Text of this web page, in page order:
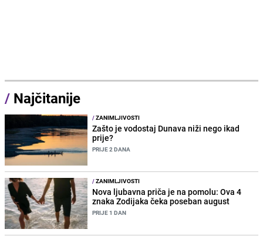
/ Najčitanije
/ZANIMLJIVOSTI
Zašto je vodostaj Dunava niži nego ikad
prije?
PRIJE 2 DANA
/ZANIMLJIVOSTI
Nova ljubavna priča je na pomolu: Ova 4
znaka Zodijaka čeka poseban august
PRIJE 1 DAN